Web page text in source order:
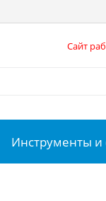
Сайт
Инструменты и